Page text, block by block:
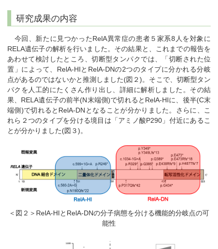
研究成果の内容
今回、新たに見つかったRelA異常症の患者５家系8人を対象に
RELA遺伝子の解析を行いました。その結果と、これまでの報告を
あわせて検討したところ、切断型タンパクでは、「切断された位
置」によって、RelA-HIとRelA-DNの2つのタイプに分かれる分岐
点があるのではないかと推測しました(図２)。そこで、切断型タン
パクを人工的にたくさん作り出し、詳細に解析しました。その結
果、RELA遺伝子の前半(N末端側)で切れるとRelA-HIに、後半(C末
端側)で切れるとRelA-DNとなることが分かりました。さらに、こ
れら２つのタイプを分ける境目は「アミノ酸P290」付近にあるこ
とが分かりました(図３)。
＜図２＞RelA-HIとRelA-DNの分子病態を分ける機能的分岐点の可
能性